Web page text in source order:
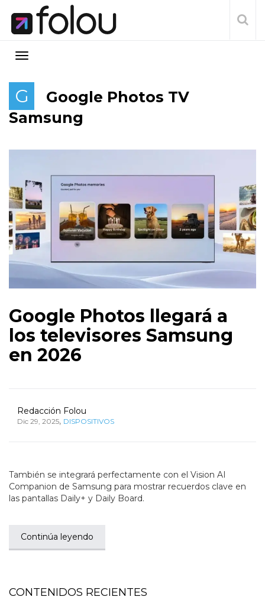
G
Google Photos TV
Samsung
Google Photos llegará a
los televisores Samsung
en 2026
Redacción Folou
Dic 29, 2025, DISPOSITIVOS
También se integrará perfectamente con el Vision AI
Companion de Samsung para mostrar recuerdos clave en
las pantallas Daily+ y Daily Board.
Continúa leyendo
CONTENIDOS RECIENTES